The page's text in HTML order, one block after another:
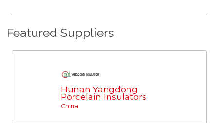
Featured Suppliers
Hunan Yangdong
Porcelain Insulators
China